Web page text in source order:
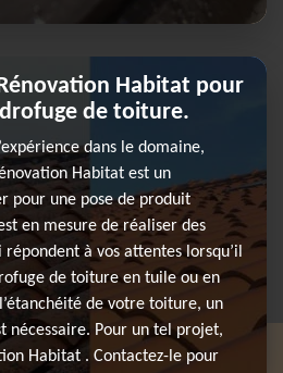
Habitat pour
de toiture.
dans le domaine,
Habitat est un
pour une pose de produit
en mesure de réaliser des
à vos attentes lorsqu’il
de toiture en tuile ou en
de votre toiture, un
nécessaire. Pour un tel projet,
Habitat . Contactez-le pour